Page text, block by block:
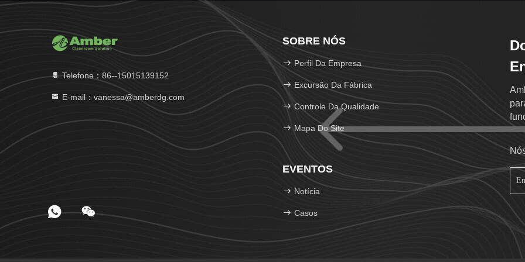
Telefone：86--15015139152
E-mail：vanessa@amberdg.com
SOBRE NÓS
Perfil Da Empresa
Excursão Da Fábrica
Controle Da Qualidade
Mapa Do Site
EVENTOS
Notícia
Casos